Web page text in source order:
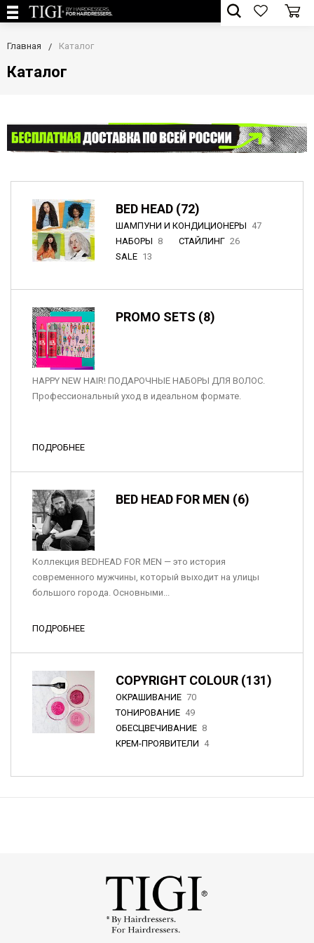
Главная Каталог
Каталог
BED HEAD (72)
ШАМПУНИ И КОНДИЦИОНЕРЫ 47
НАБОРЫ 8 СТАЙЛИНГ 26
SALE 13
PROMO SETS (8)
HAPPY NEW HAIR! ПОДАРОЧНЫЕ НАБОРЫ ДЛЯ ВОЛОС.
Профессиональный уход в идеальном формате.
ПОДРОБНЕЕ
BED HEAD FOR MEN (6)
Коллекция BEDHEAD FOR MEN — это история
современного мужчины, который выходит на улицы
большого города. Основными...
ПОДРОБНЕЕ
COPYRIGHT COLOUR (131)
ОКРАШИВАНИЕ 70
ТОНИРОВАНИЕ 49
ОБЕСЦВЕЧИВАНИЕ 8
КРЕМ-ПРОЯВИТЕЛИ 4